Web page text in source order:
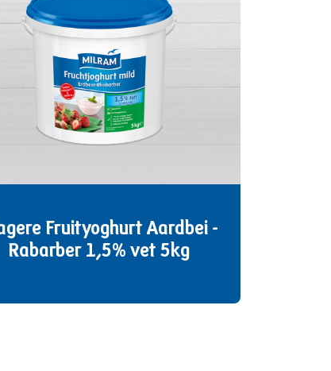
Fruityoghurt Aardbei -
Rabarber 1,5% vet 5kg